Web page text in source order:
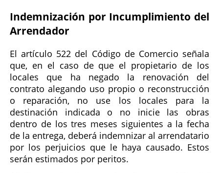
Indemnización por Incumplimiento del
Arrendador
El artículo 522 del Código de Comercio señala
que, en el caso de que el propietario de los
locales que ha negado la renovación del
contrato alegando uso propio o reconstrucción
o reparación, no use los locales para la
destinación indicada o no inicie las obras
dentro de los tres meses siguientes a la fecha
de la entrega, deberá indemnizar al arrendatario
por los perjuicios que le haya causado. Estos
serán estimados por peritos.